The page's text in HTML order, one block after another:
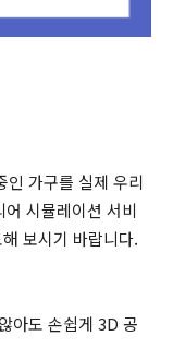
인 가구를 실제 우리
시뮬레이션 서비
보시기 바랍니다.
아도 손쉽게 3D 공